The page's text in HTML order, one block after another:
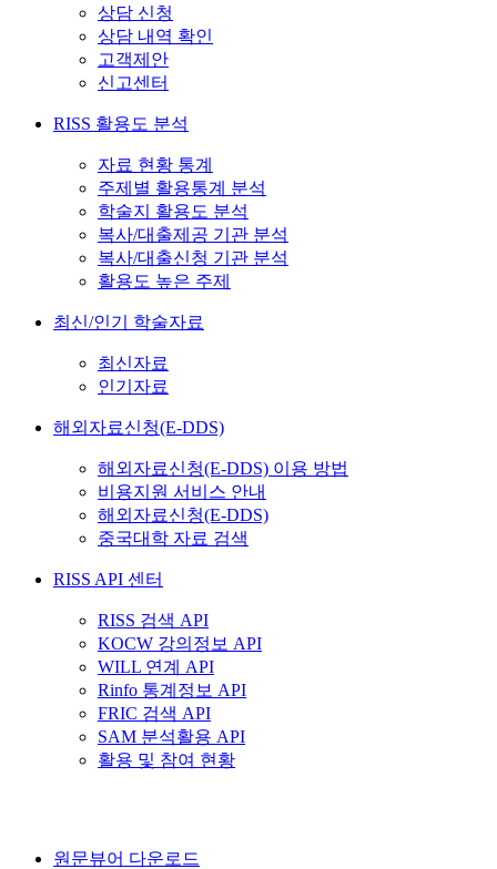
상담 신청
상담 내역 확인
고객제안
신고센터
RISS 활용도 분석
자료 현황 통계
주제별 활용통계 분석
학술지 활용도 분석
복사/대출제공 기관 분석
복사/대출신청 기관 분석
활용도 높은 주제
최신/인기 학술자료
최신자료
인기자료
해외자료신청(E-DDS)
해외자료신청(E-DDS) 이용 방법
비용지원 서비스 안내
해외자료신청(E-DDS)
중국대학 자료 검색
RISS API 센터
RISS 검색 API
KOCW 강의정보 API
WILL 연계 API
Rinfo 통계정보 API
FRIC 검색 API
SAM 분석활용 API
활용 및 참여 현황
원문뷰어 다운로드